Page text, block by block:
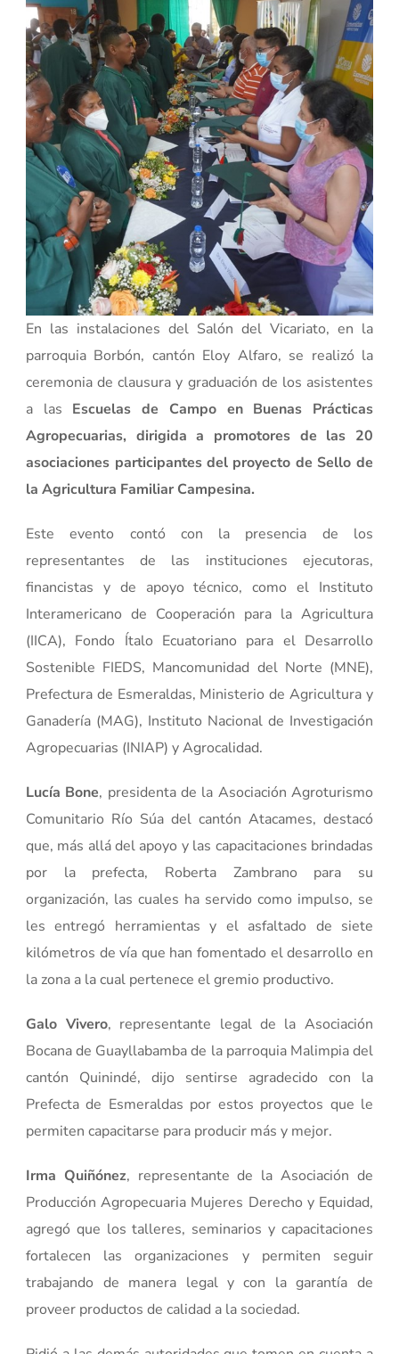
En las instalaciones del Salón del Vicariato, en la
parroquia Borbón, cantón Eloy Alfaro, se realizó la
ceremonia de clausura y graduación de los asistentes
a las Escuelas de Campo en Buenas Prácticas
Agropecuarias, dirigida a promotores de las 20
asociaciones participantes del proyecto de Sello de
la Agricultura Familiar Campesina.
Este evento contó con la presencia de los
representantes de las instituciones ejecutoras,
financistas y de apoyo técnico, como el Instituto
Interamericano de Cooperación para la Agricultura
(IICA), Fondo Ítalo Ecuatoriano para el Desarrollo
Sostenible FIEDS, Mancomunidad del Norte (MNE),
Prefectura de Esmeraldas, Ministerio de Agricultura y
Ganadería (MAG), Instituto Nacional de Investigación
Agropecuarias (INIAP) y Agrocalidad.
Lucía Bone, presidenta de la Asociación Agroturismo
Comunitario Río Súa del cantón Atacames, destacó
que, más allá del apoyo y las capacitaciones brindadas
por la prefecta, Roberta Zambrano para su
organización, las cuales ha servido como impulso, se
les entregó herramientas y el asfaltado de siete
kilómetros de vía que han fomentado el desarrollo en
la zona a la cual pertenece el gremio productivo.
Galo Vivero, representante legal de la Asociación
Bocana de Guayllabamba de la parroquia Malimpia del
cantón Quinindé, dijo sentirse agradecido con la
Prefecta de Esmeraldas por estos proyectos que le
permiten capacitarse para producir más y mejor.
Irma Quiñónez, representante de la Asociación de
Producción Agropecuaria Mujeres Derecho y Equidad,
agregó que los talleres, seminarios y capacitaciones
fortalecen las organizaciones y permiten seguir
trabajando de manera legal y con la garantía de
proveer productos de calidad a la sociedad.